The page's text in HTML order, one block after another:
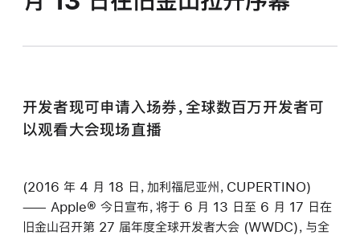
开发者现可申请入场券，全球数百万开发者可
以观看大会现场直播
(2016 年 4 月 18 日，加利福尼亚州，CUPERTINO)
—— Apple® 今日宣布，将于 6 月 13 日至 6 月 17 日在
旧金山召开第 27 届年度全球开发者大会 (WWDC)，与全